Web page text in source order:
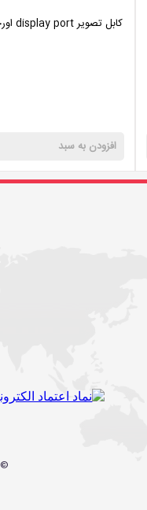
کابل تصویر display port اورجینال اروپایی
افزودن به سبد
©